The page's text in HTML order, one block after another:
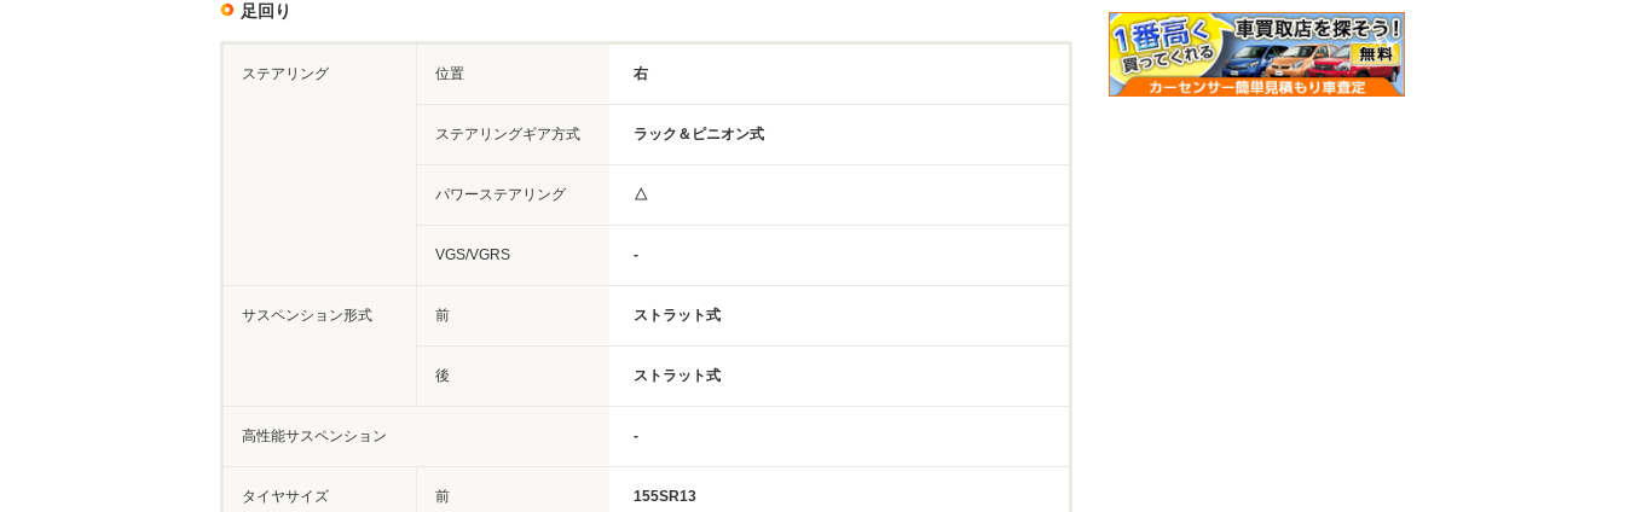
足回り
ステアリング 位置 右
ステアリングギア方式 ラック＆ピニオン式
パワーステアリング △
VGS/VGRS -
サスペンション形式 前 ストラット式
後 ストラット式
高性能サスペンション -
タイヤサイズ 前 155SR13